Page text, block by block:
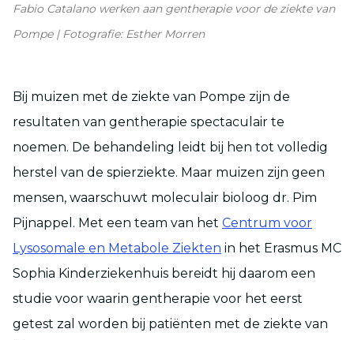
Fabio Catalano werken aan gentherapie voor de ziekte van
Pompe | Fotografie: Esther Morren
Bij muizen met de ziekte van Pompe zijn de
resultaten van gentherapie spectaculair te
noemen. De behandeling leidt bij hen tot volledig
herstel van de spierziekte. Maar muizen zijn geen
mensen, waarschuwt moleculair bioloog dr. Pim
Pijnappel. Met een team van het Centrum voor
Lysosomale en Metabole Ziekten in het Erasmus MC
Sophia Kinderziekenhuis bereidt hij daarom een
studie voor waarin gentherapie voor het eerst
getest zal worden bij patiënten met de ziekte van